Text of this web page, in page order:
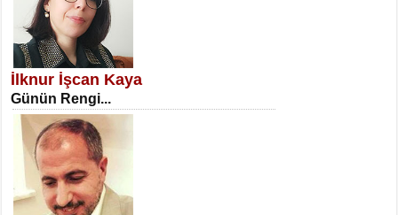
SATILMIŞ ÜMİT ÇETİNKAYA
Erkenlik...
NECLA DİLEK ARSLAN
İlknur İşcan Kaya
Günün Rengi...